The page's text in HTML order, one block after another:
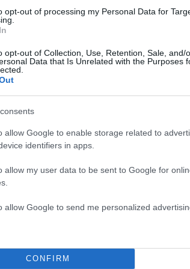
opt-out of processing my Personal Data for
opt-out of Collection, Use, Retention, Sale, and/
Data that Is Unrelated with the Purposes
allow Google to enable storage related to
identifiers in apps.
allow my user data to be sent to Google for
allow Google to send me personalized
CONFIRM
μόνο με το αλκοόλ μπορούσα
στην πορεία μου. Μου
Δεν μπορώ να ξέρω πως
δεν είχε συμβεί».
ΔΙΑΦΗΜΙΣΗ